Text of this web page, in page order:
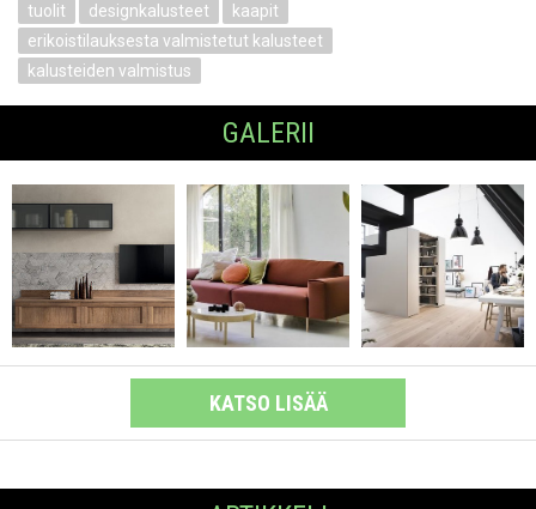
tuolit
designkalusteet
kaapit
erikoistilauksesta valmistetut kalusteet
kalusteiden valmistus
GALERII
KATSO LISÄÄ